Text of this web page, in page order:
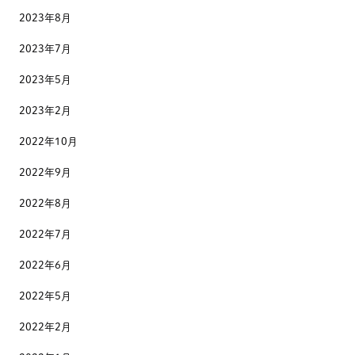
2023年8月
2023年7月
2023年5月
2023年2月
2022年10月
2022年9月
2022年8月
2022年7月
2022年6月
2022年5月
2022年2月